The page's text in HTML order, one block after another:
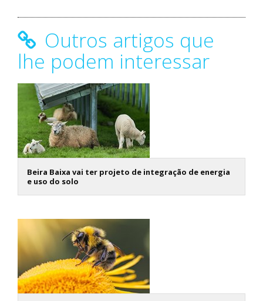
Outros artigos que
lhe podem interessar
Beira Baixa vai ter projeto de integração de energia
e uso do solo